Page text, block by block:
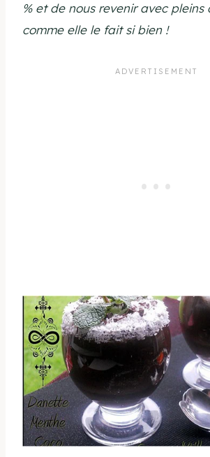
% et de nous revenir avec pleins
comme elle le fait si bien !